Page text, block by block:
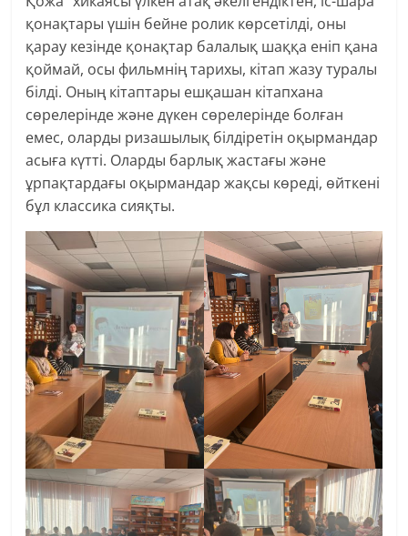
қонақтары үшін бейне ролик көрсетілді, оны
қарау кезінде қонақтар балалық шаққа еніп қана
қоймай, осы фильмнің тарихы, кітап жазу туралы
білді. Оның кітаптары ешқашан кітапхана
сөрелерінде және дүкен сөрелерінде болған
емес, оларды ризашылық білдіретін оқырмандар
асыға күтті. Оларды барлық жастағы және
ұрпақтардағы оқырмандар жақсы көреді, өйткені
бұл классика сияқты.